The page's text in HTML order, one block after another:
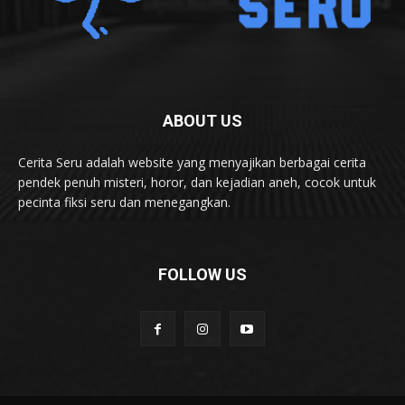
ABOUT US
Cerita Seru adalah website yang menyajikan berbagai cerita
pendek penuh misteri, horor, dan kejadian aneh, cocok untuk
pecinta fiksi seru dan menegangkan.
FOLLOW US